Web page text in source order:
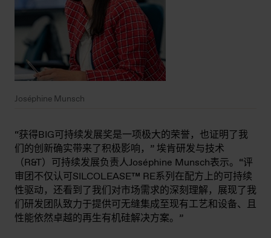
Joséphine Munsch
“获得BIG可持续发展奖是一项极大的荣誉，也证明了我
们的创新确实带来了积极影响，” 埃肯研发与技术
（R&T）可持续发展负责人Joséphine Munsch表示。“评
审团不仅认可SILCOLEASE™ RE系列在配方上的可持续
性驱动，还看到了我们对市场需求的深刻理解，展现了我
们研发团队致力于提供可无缝集成至现有工艺和设备、且
性能依然卓越的再生有机硅解决方案。”